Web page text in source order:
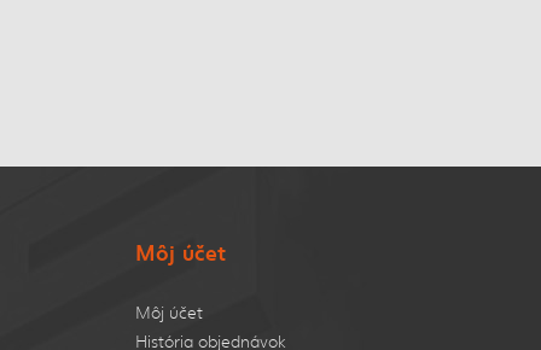
Môj účet
Môj účet
História objednávok